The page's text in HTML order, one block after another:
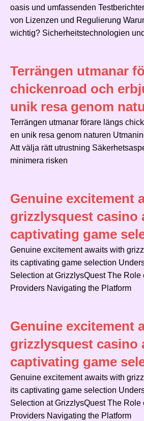
oasis und umfassenden
von Lizenzen und Regulierung
wichtig? Sicherheitstechnologien und
Terrängen utmanar
chickenroad och
unik resa genom
Terrängen utmanar förare längs
en unik resa genom naturen
Att välja rätt utrustning
minimera risken
Genuine excitement
grizzlysquest casino
captivating game
Genuine excitement awaits with
its captivating game selection
Selection at GrizzlysQuest The Role
Providers Navigating the Platform
Genuine excitement
grizzlysquest casino
captivating game
Genuine excitement awaits with
its captivating game selection
Selection at GrizzlysQuest The Role
Providers Navigating the Platform